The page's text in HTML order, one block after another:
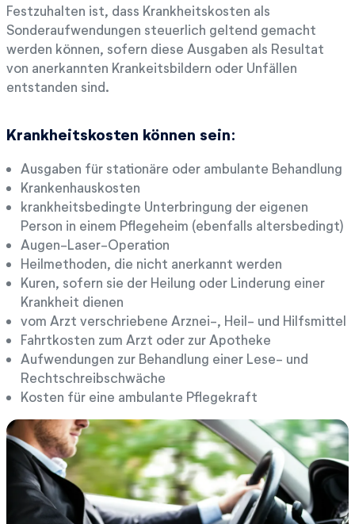
Festzuhalten ist, dass Krankheitskosten als
Sonderaufwendungen steuerlich geltend gemacht
werden können, sofern diese Ausgaben als Resultat
von anerkannten Krankeitsbildern oder Unfällen
entstanden sind.
Krankheitskosten können sein:
Ausgaben für stationäre oder ambulante Behandlung
Krankenhauskosten
krankheitsbedingte Unterbringung der eigenen
Person in einem Pflegeheim (ebenfalls altersbedingt)
Augen-Laser-Operation
Heilmethoden, die nicht anerkannt werden
Kuren, sofern sie der Heilung oder Linderung einer
Krankheit dienen
vom Arzt verschriebene Arznei-, Heil- und Hilfsmittel
Fahrtkosten zum Arzt oder zur Apotheke
Aufwendungen zur Behandlung einer Lese- und
Rechtschreibschwäche
Kosten für eine ambulante Pflegekraft